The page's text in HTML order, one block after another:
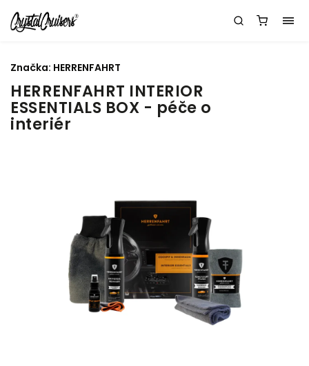
HERRENFAHRT INTERIOR
ESSENTIALS BOX - péče o
interiér
Značka: HERRENFAHRT